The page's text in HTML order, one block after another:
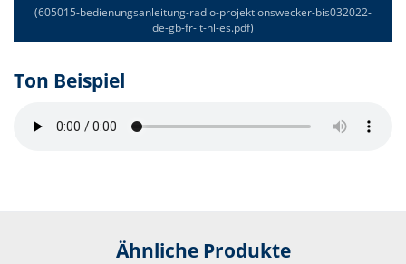
(605015-bedienungsanleitung-radio-projektionswecker-bis032022-
de-gb-fr-it-nl-es.pdf)
Ton Beispiel
Ähnliche Produkte